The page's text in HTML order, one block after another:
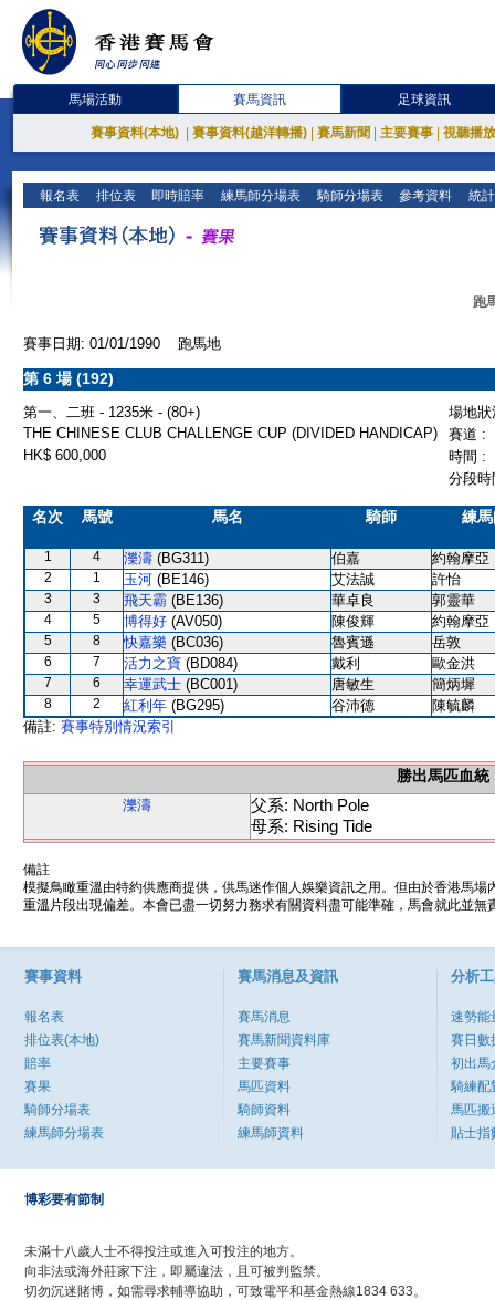
馬場活動 賽馬資訊 足球資訊
賽事資料(本地) 賽事資料(越洋轉播) 賽馬新聞 主要賽事 視聽播
報名表 排位表 即時賠率 練馬師分場表 騎師分場表 參考資料 統
跑
賽事日期: 01/01/1990 跑馬地
第 6 場 (192)
第一、二班 - 1235米 - (80+)
場地
THE CHINESE CLUB CHALLENGE CUP (DIVIDED HANDICAP)
賽道 :
HK$ 600,000
時間 :
分段
名次 馬號 馬名 騎師 練
1 4 濼濤 (BG311) 伯嘉 約翰摩亞
2 1 玉河 (BE146) 艾法誠 許怡
3 3 飛天霸 (BE136) 華卓良 郭靈華
4 5 博得好 (AV050) 陳俊輝 約翰摩亞
5 8 快嘉樂 (BC036) 魯賓遜 岳敦
6 7 活力之寶 (BD084) 戴利 歐金洪
7 6 幸運武士 (BC001) 唐敏生 簡炳墀
8 2 紅利年 (BG295) 谷沛德
陳毓麟
備註: 賽事特別情況索引
勝出馬匹血統
濼濤
父系: North Pole
母系: Rising Tide
備註
模擬鳥瞰重溫由特約供應商提供，供馬迷作個人娛樂資訊之用。但由於香港馬
重溫片段出現偏差。本會已盡一切努力務求有關資料盡可能準確，馬會就此並
賽事資料
報名表
排位表(本地)
賠率
賽果
騎師分場表
練馬師分場表
賽馬消息及資訊
賽馬消息
賽馬新聞資料庫
主要賽事
馬匹資料
騎師資料
練馬師資料
分析
速勢能
賽日數
初出馬
騎練配
馬匹搬
貼士指
博彩要有節制
未滿十八歲人士不得投注或進入可投注的地方。
向非法或海外莊家下注，即屬違法，且可被判監禁。
切勿沉迷賭博，如需尋求輔導協助，可致電平和基金熱線1834 633。